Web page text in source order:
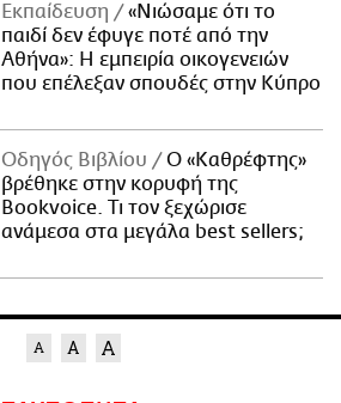
Εκπαίδευση
«Νιώσαμε ότι το
παιδί δεν έφυγε ποτέ από την
Αθήνα»: Η εμπειρία οικογενειών
που επέλεξαν σπουδές στην Κύπρο
Οδηγός Βιβλίου
Ο «Καθρέφτης»
βρέθηκε στην κορυφή της
Bookvoice. Τι τον ξεχώρισε
ανάμεσα στα μεγάλα best sellers;